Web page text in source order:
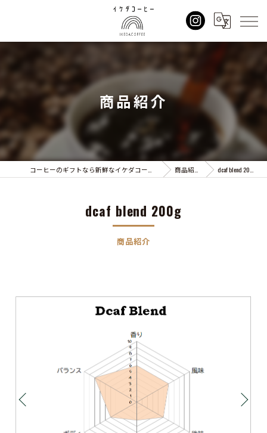
商品紹介
商品紹介 dcaf blend 200g
商品紹介
dcaf blend 200g